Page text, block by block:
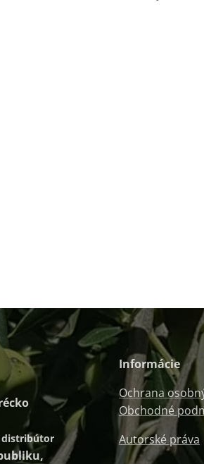
distribútor
Informácie
Ochrana
Obchodné
Autorské práva